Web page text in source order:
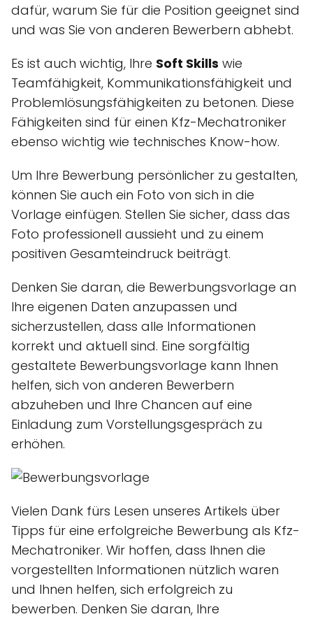
dafür, warum Sie für die Position geeignet sind
und was Sie von anderen Bewerbern abhebt.
Es ist auch wichtig, Ihre Soft Skills wie
Teamfähigkeit, Kommunikationsfähigkeit und
Problemlösungsfähigkeiten zu betonen. Diese
Fähigkeiten sind für einen Kfz-Mechatroniker
ebenso wichtig wie technisches Know-how.
Um Ihre Bewerbung persönlicher zu gestalten,
können Sie auch ein Foto von sich in die
Vorlage einfügen. Stellen Sie sicher, dass das
Foto professionell aussieht und zu einem
positiven Gesamteindruck beiträgt.
Denken Sie daran, die Bewerbungsvorlage an
Ihre eigenen Daten anzupassen und
sicherzustellen, dass alle Informationen
korrekt und aktuell sind. Eine sorgfältig
gestaltete Bewerbungsvorlage kann Ihnen
helfen, sich von anderen Bewerbern
abzuheben und Ihre Chancen auf eine
Einladung zum Vorstellungsgespräch zu
erhöhen.
Vielen Dank fürs Lesen unseres Artikels über
Tipps für eine erfolgreiche Bewerbung als Kfz-
Mechatroniker. Wir hoffen, dass Ihnen die
vorgestellten Informationen nützlich waren
und Ihnen helfen, sich erfolgreich zu
bewerben. Denken Sie daran, Ihre